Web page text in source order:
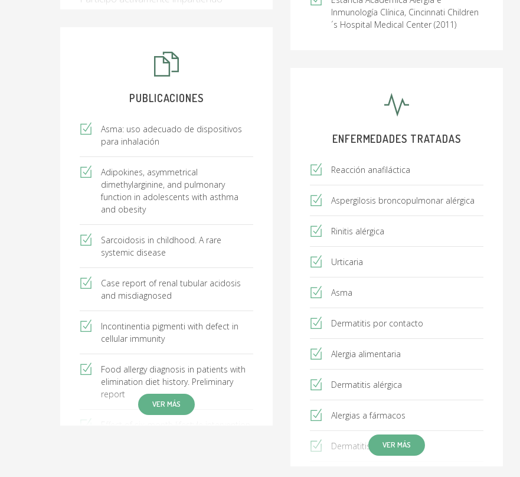
Inmunología Clínica, Cincinnati Children
´s Hospital Medical Center (2011)
PUBLICACIONES
Asma: uso adecuado de dispositivos
para inhalación
Adipokines, asymmetrical
dimethylarginine, and pulmonary
function in adolescents with asthma
and obesity
Sarcoidosis in childhood. A rare
systemic disease
Case report of renal tubular acidosis
and misdiagnosed
Incontinentia pigmenti with defect in
cellular immunity
Food allergy diagnosis in patients with
elimination diet history. Preliminary
report
VER MÁS
ENFERMEDADES TRATADAS
Reacción anafiláctica
Aspergilosis broncopulmonar alérgica
Rinitis alérgica
Urticaria
Asma
Dermatitis por contacto
Alergia alimentaria
Dermatitis alérgica
Alergias a fármacos
Dermatitis atópica
VER MÁS